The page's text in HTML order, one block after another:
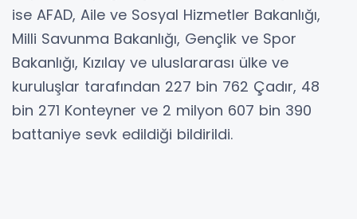
ise AFAD, Aile ve Sosyal Hizmetler Bakanlığı,
Milli Savunma Bakanlığı, Gençlik ve Spor
Bakanlığı, Kızılay ve uluslararası ülke ve
kuruluşlar tarafından 227 bin 762 Çadır, 48
bin 271 Konteyner ve 2 milyon 607 bin 390
battaniye sevk edildiği bildirildi.